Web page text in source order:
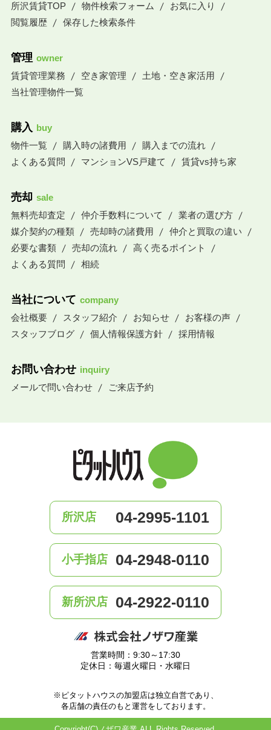
所沢賃貸TOP
物件検索フォーム
お気に入り
閲覧履歴
保存した検索条件
管理 owner
賃貸管理業務
空き家管理
土地・空き家活用
当社管理物件一覧
購入 buy
物件一覧
購入時の諸費用
購入までの流れ
よくある質問
マンションVS戸建て 賃貸vs持ち家
売却 sale
無料売却査定
仲介手数料について
業者の選び方
媒介契約の種類
売却時の諸費用
仲介と買取の違い
必要な書類
売却の流れ
高く売るポイント
よくある質問
相続
当社について company
会社概要
スタッフ紹介 お知らせ
お客様の声
スタッフブログ
個人情報保護方針 採用情報
お問い合わせ inquiry
メールで問い合わせ
ご来店予約
所沢店 04-2995-1101
小手指店 04-2948-0110
新所沢店 04-2922-0110
営業時間：9:30～17:30
定休日：毎週火曜日・水曜日
※ピタットハウスの加盟店は独立自営であり、
各店舗の責任のもと運営をしております。